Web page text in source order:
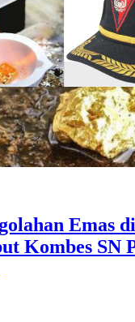
Emas
Kombes SN